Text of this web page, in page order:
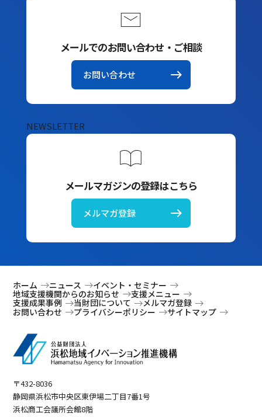
メールでのお問い合わせ・ご相談
お問い合わせ
NEWSLETTER
メールマガジンの登録はこちら
メルマガ登録
〒432-8036
静岡県浜松市中央区東伊場二丁目7番1号
浜松商工会議所会館8階
ホーム ニュース イベント・セミナー
地域支援機関からのお知らせ 支援メニュー
支援成果事例 当財団について メルマガ登録
お問い合わせ プライバシーポリシー サイトマップ